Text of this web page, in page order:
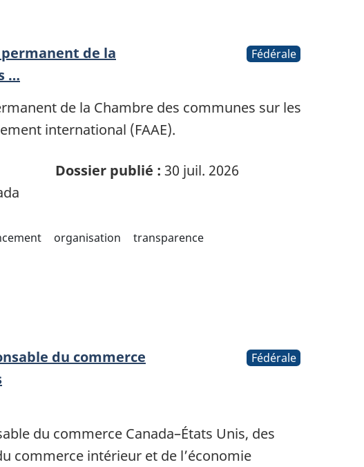
de la
…
Fédérale
de la Chambre des communes sur les
international (FAAE).
Dossier publié : 30 juil. 2026
organisation
transparence
du commerce
Fédérale
du commerce Canada–États Unis, des
commerce intérieur et de l’économie